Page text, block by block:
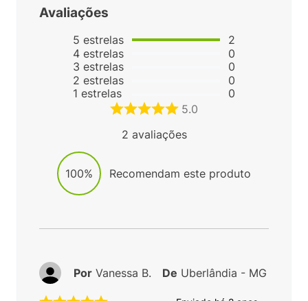
Avaliações
5 estrelas
4 estrelas
3 estrelas
2 estrelas
1 estrelas
2
0
0
0
0
5.0
2 avaliações
100% Recomendam este produto
Por Vanessa B. De Uberlândia - MG